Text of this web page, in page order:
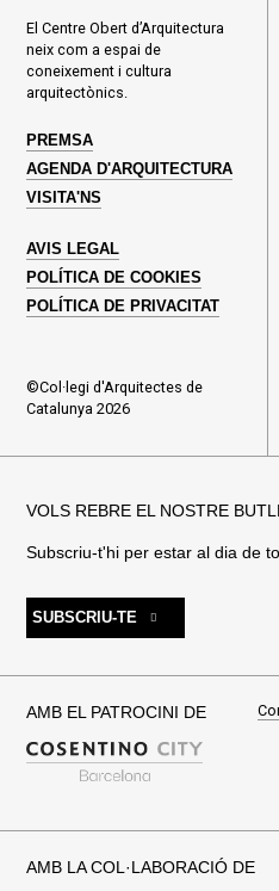
El Centre Obert d’Arquitectura
neix com a espai de
coneixement i cultura
arquitectònics.
PREMSA
AGENDA D'ARQUITECTURA
VISITA'NS
AVIS LEGAL
POLÍTICA DE COOKIES
POLÍTICA DE PRIVACITAT
©Col·legi d'Arquitectes de
Catalunya 2026
VOLS REBRE EL NOSTRE
Subscriu-t'hi per estar al dia de
SUBSCRIU-TE
AMB EL PATROCINI DE
AMB LA COL·LABORACIÓ DE